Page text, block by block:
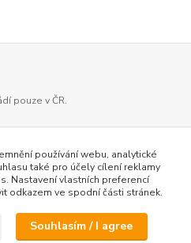
pouze v ČR.
ostatních výrobců.
přehledně zabaleny a barevně
používání webu, analytické
také pro účely cílení reklamy
Nastavení vlastních preferencí
odkazem ve spodní části stránek.
Souhlasím / I agree